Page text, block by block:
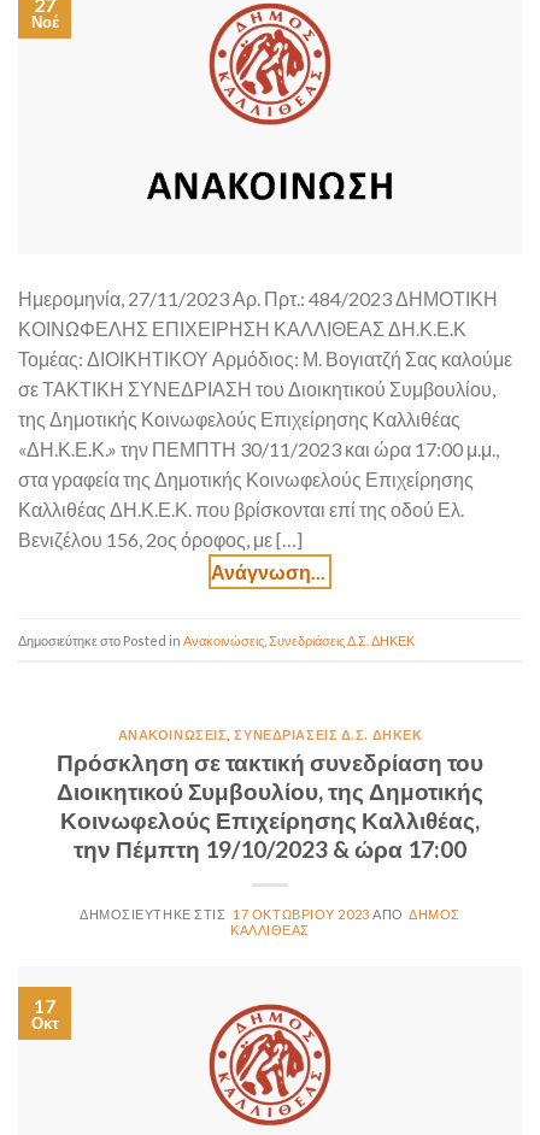
Νοέ
Ημερομηνία, 27/11/2023 Αρ. Πρτ.: 484/2023 ΔΗΜΟΤΙΚΗ
ΚΟΙΝΩΦΕΛΗΣ ΕΠΙΧΕΙΡΗΣΗ ΚΑΛΛΙΘΕΑΣ ΔΗ.Κ.Ε.Κ
Τομέας: ΔΙΟΙΚΗΤΙΚΟΥ Αρμόδιος: Μ. Βογιατζή Σας καλούμε
σε ΤΑΚΤΙΚΗ ΣΥΝΕΔΡΙΑΣΗ του Διοικητικού Συμβουλίου,
της Δημοτικής Κοινωφελούς Επιχείρησης Καλλιθέας
«ΔΗ.Κ.Ε.Κ.» την ΠΕΜΠΤΗ 30/11/2023 και ώρα 17:00 μ.μ.,
στα γραφεία της Δημοτικής Κοινωφελούς Επιχείρησης
Καλλιθέας ΔΗ.Κ.Ε.Κ. που βρίσκονται επί της οδού Ελ.
Βενιζέλου 156, 2ος όροφος, με […]
Posted in Ανακοινώσεις Συνεδριάσεις Δ.Σ. ΔΗΚΕΚ
ΑΝΑΚΟΙΝΏΣΕΙΣ ,ΣΥΝΕΔΡΙΆΣΕΙΣ Δ.Σ. ΔΗΚΕΚ
Πρόσκληση σε τακτική συνεδρίαση του
Διοικητικού Συμβουλίου, της Δημοτικής
Κοινωφελούς Επιχείρησης Καλλιθέας,
την Πέμπτη 19/10/2023 & ώρα 17:00
17 ΟΚΤΩΒΡΊΟΥ 2023
ΔΉΜΟΣ
ΚΑΛΛΙΘΈΑΣ
17
Οκτ